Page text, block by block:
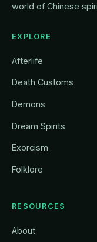
world of Chinese
EXPLORE
Afterlife
Death Customs
Demons
Dream Spirits
Exorcism
Folklore
RESOURCES
About